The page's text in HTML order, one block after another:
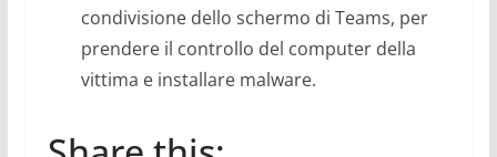
condivisione dello schermo di Teams, per
prendere il controllo del computer della
vittima e installare malware.